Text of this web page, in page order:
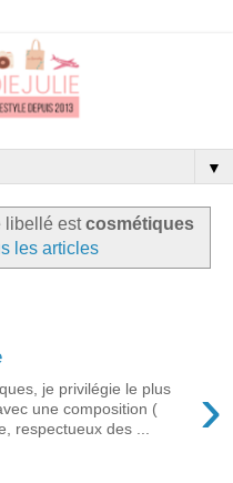
▼
libellé estcosmétiques
les articles
›
je privilégie le plus
une composition (
respectueux des ...